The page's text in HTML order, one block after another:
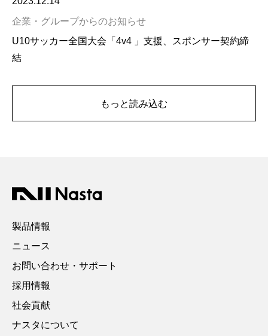
企業・グループからのお知らせ
U10サッカー全国大会「4v4 」支援、スポンサー契約締
結
もっと読み込む
製品情報
ニュース
お問い合わせ・サポート
採用情報
社会貢献
ナスタについて